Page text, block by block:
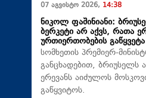
07 აგვისტო 2026, 14:38
ნიკოლ ფაშინიანი:
ბერკეტი არ აქვს, რათა
ურთიერთობების
სომხეთის პრემიერ-
განცხადებით, ბრიუსელს
ერევანს აიძულოს
გაწყვიტოს.